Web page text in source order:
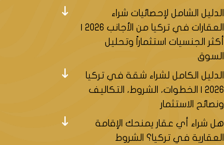
الدليل الشامل لإحصائيات شراء
أكثر الجنسيات استثماراً وتحليل
السوق
الدليل الكامل لشراء شقة في تركيا
2026 | الخطوات، الشروط، التكاليف
ونصائح الاستثمار
هل شراء أي عقار يمنحك الإقامة
العقارية في تركيا؟ الشروط